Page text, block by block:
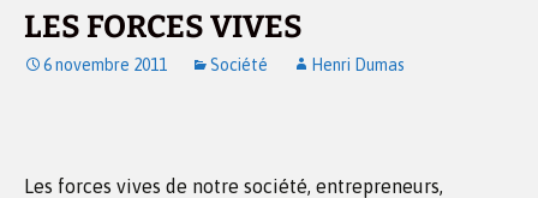
LES FORCES VIVES
6 novembre 2011 Société Henri Dumas
Les forces vives de notre société, entrepreneurs,